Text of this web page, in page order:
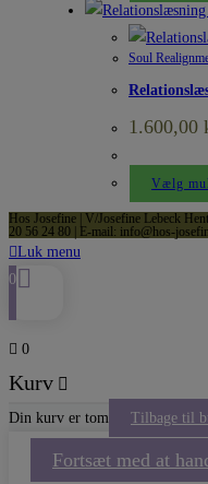
Soul
1.600,00
Vælg
Hos Josefine | V/Josefine Lebeck
20 56 24 80 | E-mail: info@hos-
Luk menu
0
0
Kurv
Din kurv er tom Tilbage til
Fortsæt med at